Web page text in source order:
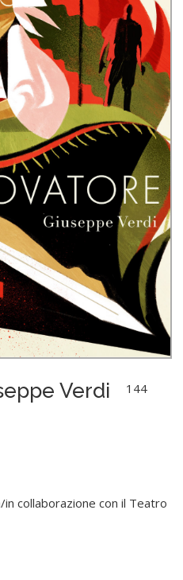
Verdi 144
in collaborazione con il Teatro